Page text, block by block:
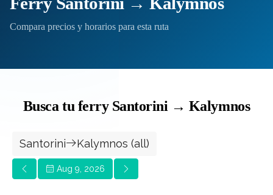
Compara precios y horarios para esta ruta
Busca tu ferry Santorini → Kalymnos